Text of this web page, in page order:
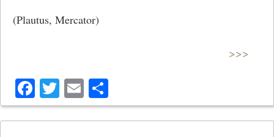
(Plautus, Mercator)
>>>
Facebook
Twitter
Email